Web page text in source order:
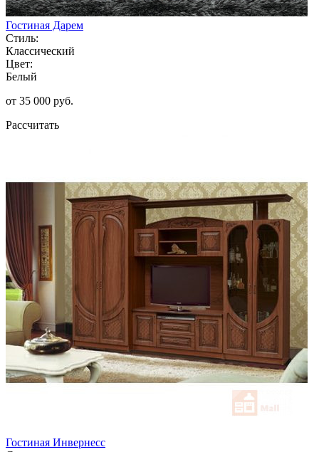
Гостиная Дарем
Стиль:
Классический
Цвет:
Белый
от 35 000 руб.
Рассчитать
Гостиная Инвернесс